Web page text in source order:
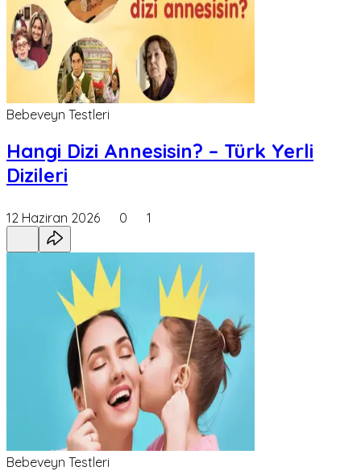
Bebeveyn Testleri
Hangi Dizi Annesisin? – Türk Yerli
Dizileri
12 Haziran 2026 0 1
Bebeveyn Testleri